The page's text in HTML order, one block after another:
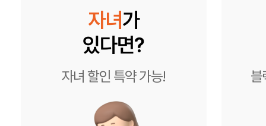
자녀가
있다면?
자녀 할인 특약 가능! 블